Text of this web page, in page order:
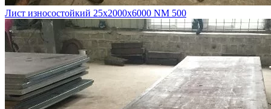
Лист износостойкий 25х2000х6000 NM 500